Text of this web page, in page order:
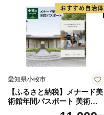
県 小牧店 小牧市 チケット 送
料無料
愛知県小牧市
【ふるさと納税】メナード美
術館年間パスポート 美術館